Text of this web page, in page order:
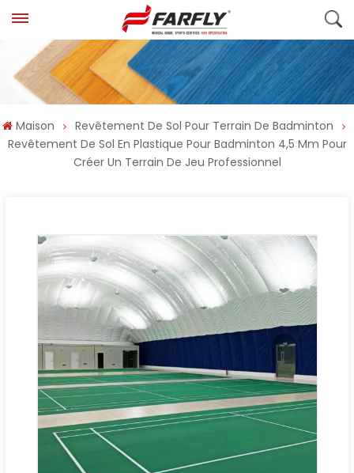
Maison
Revêtement De Sol Pour Terrain De Badminton
Revêtement De Sol En Plastique Pour Badminton 4,5 Mm Pour
Créer Un Terrain De Jeu Professionnel